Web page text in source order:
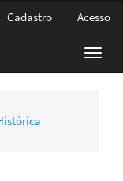
Cadastro Acesso